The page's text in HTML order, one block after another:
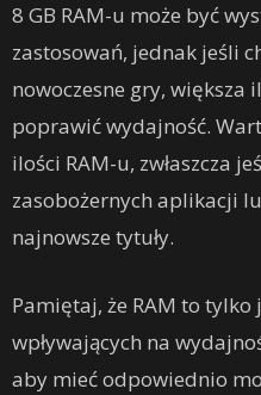
8 GB RAM-u może być
zastosowań, jednak jeśli
nowoczesne gry, większa
poprawić wydajność.
ilości RAM-u, zwłaszcza
zasobożernych aplikacji
najnowsze tytuły.
Pamiętaj, że RAM to tylko
wpływających na
aby mieć odpowiednio